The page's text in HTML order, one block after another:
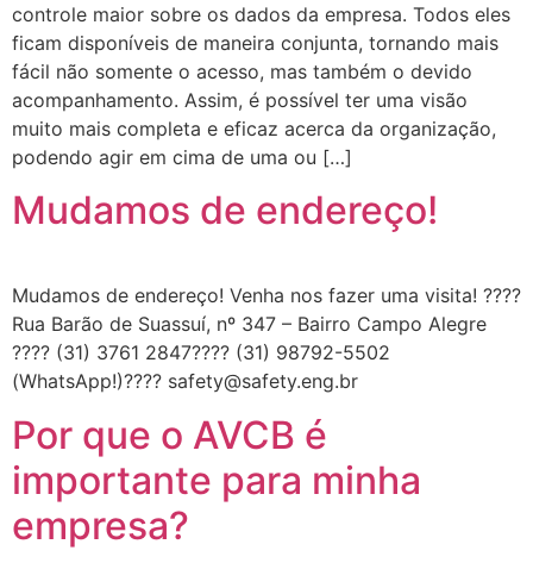
controle maior sobre os dados da empresa. Todos eles
ficam disponíveis de maneira conjunta, tornando mais
fácil não somente o acesso, mas também o devido
acompanhamento. Assim, é possível ter uma visão
muito mais completa e eficaz acerca da organização,
podendo agir em cima de uma ou […]
Mudamos de endereço!
Mudamos de endereço! Venha nos fazer uma visita! ????
Rua Barão de Suassuí, nº 347 – Bairro Campo Alegre
???? (31) 3761 2847???? (31) 98792-5502
(WhatsApp!)???? safety@safety.eng.br
Por que o AVCB é
importante para minha
empresa?